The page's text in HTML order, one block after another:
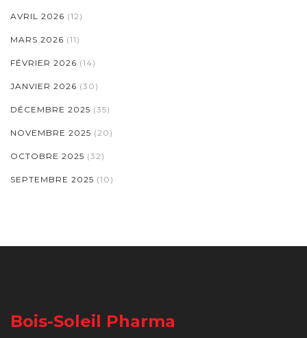
AVRIL 2026 (12)
MARS 2026 (11)
FÉVRIER 2026 (14)
JANVIER 2026 (30)
DÉCEMBRE 2025 (35)
NOVEMBRE 2025 (20)
OCTOBRE 2025 (32)
SEPTEMBRE 2025 (10)
Bois-Soleil Pharma